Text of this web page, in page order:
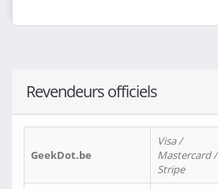
Revendeurs officiels
GeekDot.be
Visa /
Mastercard /
Stripe